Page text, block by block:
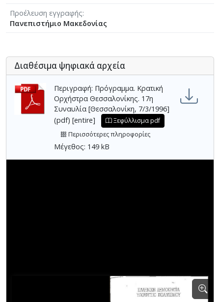
Προέλευση εγγραφής
Πανεπιστήμιο Μακεδονίας
Διαθέσιμα ψηφιακά αρχεία
Περιγραφή: Πρόγραμμα. Κρατική
Ορχήστρα Θεσσαλονίκης. 17η
Συναυλία [Θεσσαλονίκη, 7/3/1996]
(pdf) [entire]
Ξεφύλλισμα pdf
Περισσότερες πληροφορίες
Μέγεθος: 149 kB